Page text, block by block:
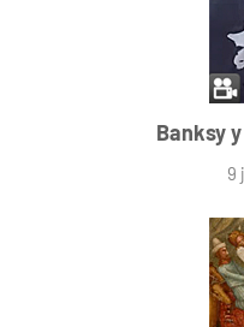
Banksy
9